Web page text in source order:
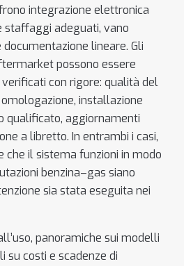
integrazione elettronica
staffaggi adeguati, vano
lineare. Gli
possono essere
con rigore: qualità del
installazione
qualificato, aggiornamenti
a libretto. In entrambi i casi,
che il sistema funzioni in modo
benzina–gas siano
sia stata eseguita nei
panoramiche sui modelli
su costi e scadenze di